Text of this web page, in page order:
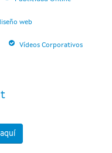
web
Vídeos Corporativos